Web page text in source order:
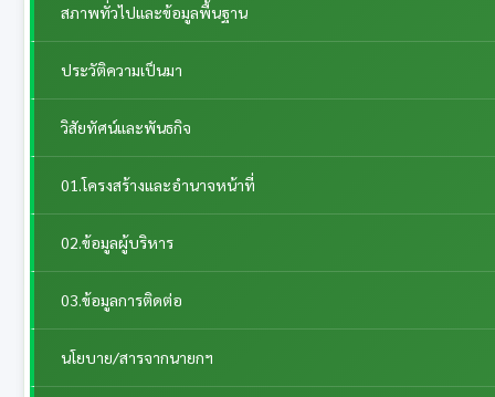
สภาพทั่วไปและข้อมูลพื้นฐาน
ประวัติความเป็นมา
วิสัยทัศน์และพันธกิจ
01.โครงสร้างและอำนาจหน้าที่
02.ข้อมูลผู้บริหาร
03.ข้อมูลการติดต่อ
นโยบาย/สารจากนายกฯ